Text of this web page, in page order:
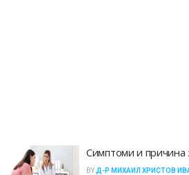
Симптоми и причина
BY Д-Р МИХАИЛ ХРИСТОВ